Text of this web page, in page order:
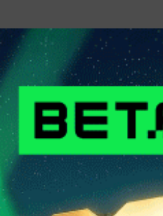
191094987, Республика Беларусь, г.
3-221. Газета зарегистрирована
Республики Беларусь и внесена
СМИ за №540. © 2002-2021